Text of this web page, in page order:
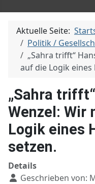
Aktuelle Seite:
Politik /
„Sahra trifft“
auf die Logik
„Sahra
Wenzel: Wir
Logik eines
setzen.
Details
Geschrieben von: